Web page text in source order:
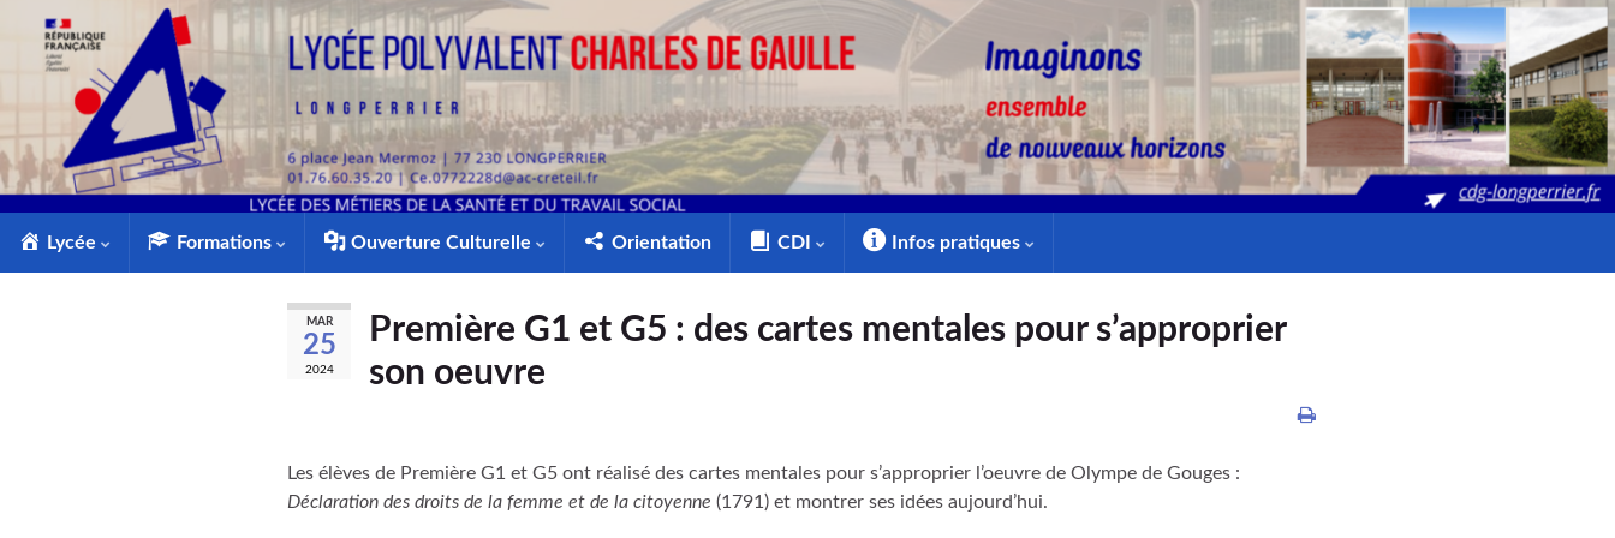
Lycée Formations Ouverture Culturelle Orientation CDI Infos pratiques
MAR
25
2024
Première G1 et G5 : des cartes mentales pour s’approprier
son oeuvre
Les élèves de Première G1 et G5 ont réalisé des cartes mentales pour s’approprier l’oeuvre de Olympe de Gouges :
Déclaration des droits de la femme et de la citoyenne (1791) et montrer ses idées aujourd’hui.